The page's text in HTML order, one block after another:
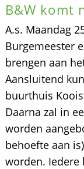
B&W komt
A.s. Maandag
Burgemeester
brengen aan
Aansluitend
buurthuis
Daarna zal in
worden
behoefte aan
worden. Iedere